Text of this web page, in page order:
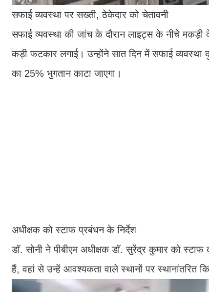
सफाई व्यवस्था पर सख्ती, ठेकेदार को चेतावनी
सफाई व्यवस्था की जांच के दौरान लाइट्स के नीचे
कड़ी फटकार लगाई। उन्होंने सात दिन में सफाई
का 25% भुगतान काटा जाएगा।
अधीक्षक को स्टाफ प्रबंधन के निर्देश
डॉ. सोनी ने पीबीएम अधीक्षक डॉ. सुरेंद्र कुमार को
हैं, वहां से उन्हें आवश्यकता वाले स्थानों पर स्थानांतरित